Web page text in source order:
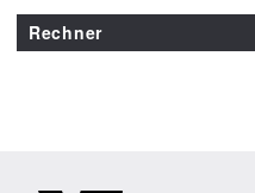
Rechner